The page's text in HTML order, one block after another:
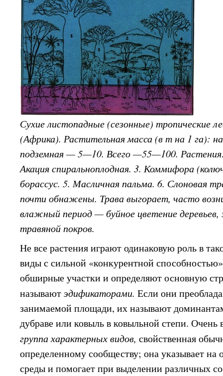
Сухие листопадные (сезонные) тропические
(Африка). Растительная масса (в т на 1 га):
подземная — 5—10. Всего —55—100.
Акация спиральноплодная. 3. Коммифора
борассус. 5. Масличная пальма. 6. Слоновая
почти обнажены. Трава выгорает, часто
влажный период — буйное цветение
травяной покров.
Не все растения играют одинаковую роль в
виды с сильной «конкурентной
обширные участки и определяют основную
называютэдификаторами.Если они
занимаемой площади, их называют
дубраве или ковыль в ковыльной степи. Очень
группа характерных видов,свойственная
определенному сообществу; она указывает на
среды и помогает при выделении различных